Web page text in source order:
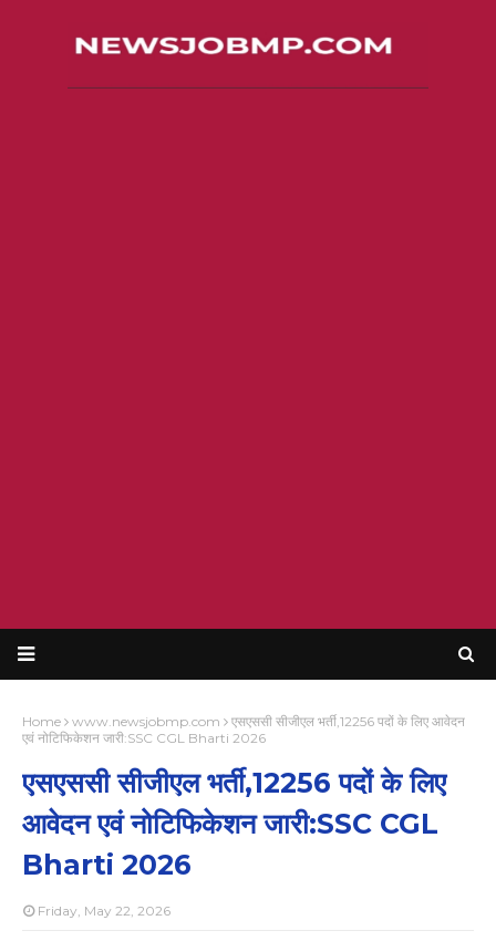
Home www.newsjobmp.com
एसएससी सीजीएल भर्ती,12256 पदों के लिए आवेदन
एवं नोटिफिकेशन जारी:SSC CGL Bharti 2026
एसएससी सीजीएल भर्ती,12256 पदों के लिए
आवेदन एवं नोटिफिकेशन जारी:SSC CGL
Bharti 2026
Friday, May 22, 2026